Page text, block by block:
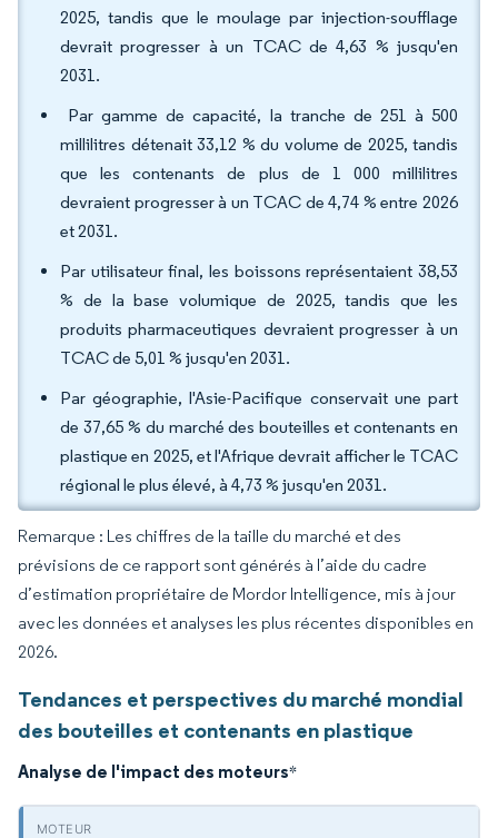
2025, tandis que le moulage par injection-soufflage
devrait progresser à un TCAC de 4,63 % jusqu'en
2031.
Par gamme de capacité, la tranche de 251 à 500
millilitres détenait 33,12 % du volume de 2025, tandis
que les contenants de plus de 1 000 millilitres
devraient progresser à un TCAC de 4,74 % entre 2026
et 2031.
Par utilisateur final, les boissons représentaient 38,53
% de la base volumique de 2025, tandis que les
produits pharmaceutiques devraient progresser à un
TCAC de 5,01 % jusqu'en 2031.
Par géographie, l'Asie-Pacifique conservait une part
de 37,65 % du marché des bouteilles et contenants en
plastique en 2025, et l'Afrique devrait afficher le TCAC
régional le plus élevé, à 4,73 % jusqu'en 2031.
Remarque : Les chiffres de la taille du marché et des
prévisions de ce rapport sont générés à l’aide du cadre
d’estimation propriétaire de Mordor Intelligence, mis à jour
avec les données et analyses les plus récentes disponibles en
2026.
Tendances et perspectives du marché mondial
des bouteilles et contenants en plastique
Analyse de l'impact des moteurs*